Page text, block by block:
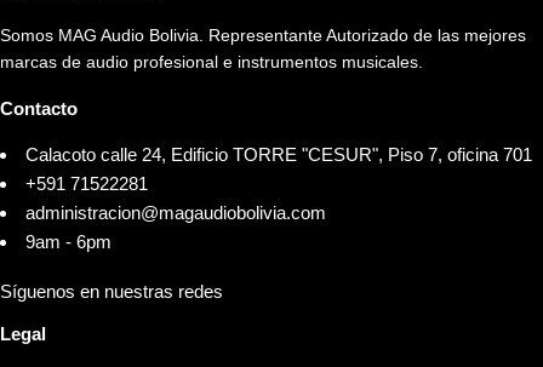
Somos MAG Audio Bolivia. Representante Autorizado de las mejores
marcas de audio profesional e instrumentos musicales.
Contacto
Calacoto calle 24, Edificio TORRE "CESUR", Piso 7, oficina 701
+591 71522281
administracion@magaudiobolivia.com
9am - 6pm
Síguenos en nuestras redes
Legal